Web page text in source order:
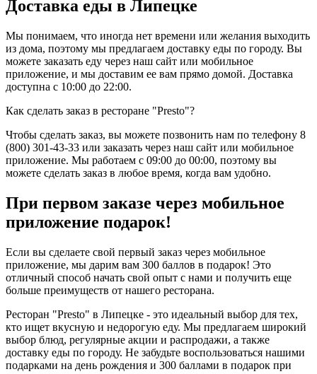
Доставка еды в Липецке
Мы понимаем, что иногда нет времени или желания выходить
из дома, поэтому мы предлагаем доставку еды по городу. Вы
можете заказать еду через наш сайт или мобильное
приложение, и мы доставим ее вам прямо домой. Доставка
доступна с 10:00 до 22:00.
Как сделать заказ в ресторане "Presto"?
Чтобы сделать заказ, вы можете позвонить нам по телефону 8
(800) 301-43-33 или заказать через наш сайт или мобильное
приложение. Мы работаем с 09:00 до 00:00, поэтому вы
можете сделать заказ в любое время, когда вам удобно.
При первом заказе через мобильное
приложение подарок!
Если вы сделаете свой первый заказ через мобильное
приложение, мы дарим вам 300 баллов в подарок! Это
отличный способ начать свой опыт с нами и получить еще
больше преимуществ от нашего ресторана.
Ресторан "Presto" в Липецке - это идеальный выбор для тех,
кто ищет вкусную и недорогую еду. Мы предлагаем широкий
выбор блюд, регулярные акции и распродажи, а также
доставку еды по городу. Не забудьте воспользоваться нашими
подарками на день рождения и 300 баллами в подарок при